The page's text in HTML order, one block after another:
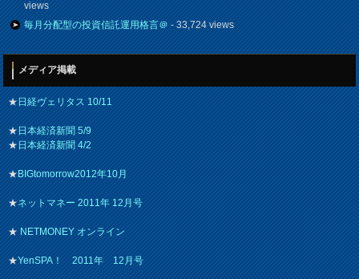
views
毎月分配型の投資信託運用格言＠- 33,724 views
メディア掲載
★日経ヴェリタス 10/11
★日本経済新聞 5/9
★日本経済新聞 4/2
★BIGtomorrow2012年10月
★ネットマネー 2011年 12月号
★NETMONEY オンライン
★YenSPA！ 2011年 12月号